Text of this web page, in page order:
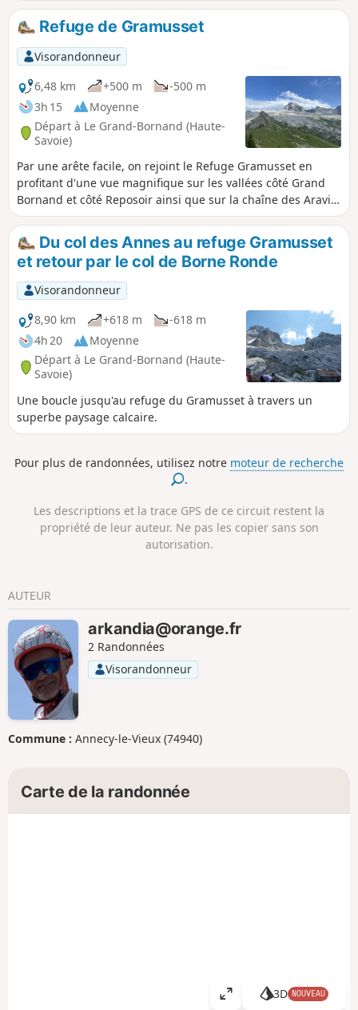
Mont Blanc. Deuxième jour en direction du Lac de
Tardevant par le passage de la Grande Forclaz et
l'Ambrevetta pour revenir par des alpages vers la pointe
des Annes.
Refuge de Gramusset
Visorandonneur
6,48 km
+500 m
-500 m
3h 15
Moyenne
Départ à Le Grand-Bornand (Haute-
Savoie)
Par une arête facile, on rejoint le Refuge Gramusset en
profitant d'une vue magnifique sur les vallées côté Grand
Bornand et côté Reposoir ainsi que sur la chaîne des Aravis
et la Pointe Percée avec ses lapiaz.
Du col des Annes au refuge Gramusset
et retour par le col de Borne Ronde
Visorandonneur
8,90 km
+618 m
-618 m
4h 20
Moyenne
Départ à Le Grand-Bornand (Haute-
Savoie)
Une boucle jusqu'au refuge du Gramusset à travers un
superbe paysage calcaire.
Pour plus de randonnées, utilisez notre moteur de recherche
.
Les descriptions et la trace GPS de ce circuit restent la
propriété de leur auteur. Ne pas les copier sans son
autorisation.
AUTEUR
arkandia@orange.fr
2 Randonnées
Visorandonneur
Commune : Annecy-le-Vieux (74940)
Carte de la randonnée
A
3D NOUVEAU